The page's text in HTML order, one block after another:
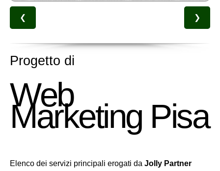
❮ ❯
Progetto di
Web
Marketing Pisa
Elenco dei servizi principali erogati da Jolly Partner